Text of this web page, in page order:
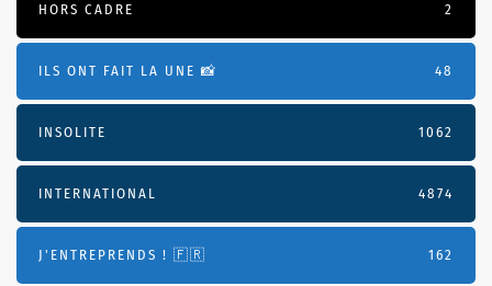
HORS CADRE 2
ILS ONT FAIT LA UNE 📸 48
INSOLITE 1062
INTERNATIONAL 4874
J'ENTREPRENDS ! 🇫🇷 162